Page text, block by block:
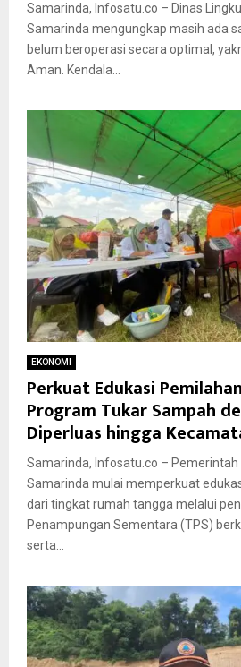
Samarinda, Infosatu.co – Dinas
Samarinda mengungkap masih ada
belum beroperasi secara optimal,
Aman. Kendala...
EKONOMI
Perkuat Edukasi
Program Tukar Sampah
Diperluas hingga
Samarinda, Infosatu.co –
Samarinda mulai memperkuat
dari tingkat rumah tangga melalui
Penampungan Sementara (TPS)
serta...